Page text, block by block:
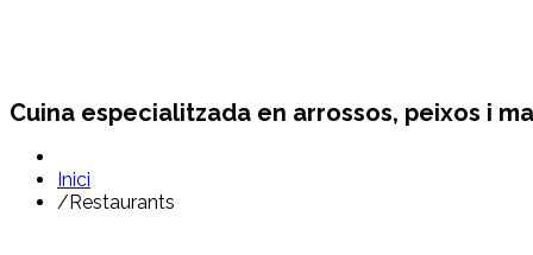
Cuina especialitzada en arrossos, peixos i
Inici
/ Restaurants